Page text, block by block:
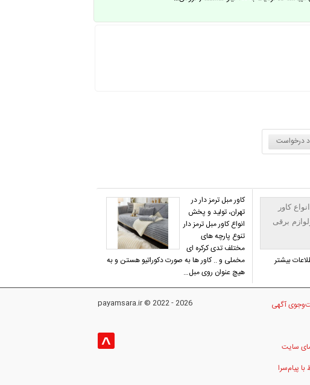
درخواست
کاور
برقی
بیشتر
کاور مبل ترمز دار در
تهران، تولید و پخش
انواع کاور مبل ترمز دار
تنوع پارچه های
مختلف تدی کرکره ای
مخملی و .. کاور ها به صورت دکوراتیو هستن و به
هیچ عنوان روی مبل…
آگهی
سایت
با پیام‌سرا
payamsara.ir © 2022 - 2026
^